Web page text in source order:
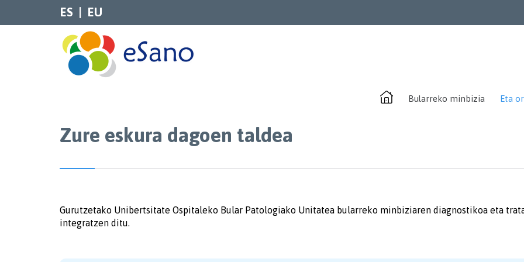
ES EU
Bularreko minbizia Eta
Zure eskura dagoen taldea
Gurutzetako Unibertsitate Ospitaleko Bular Patologiako Unitatea bularreko minbiziaren diagnostikoa eta
integratzen ditu.